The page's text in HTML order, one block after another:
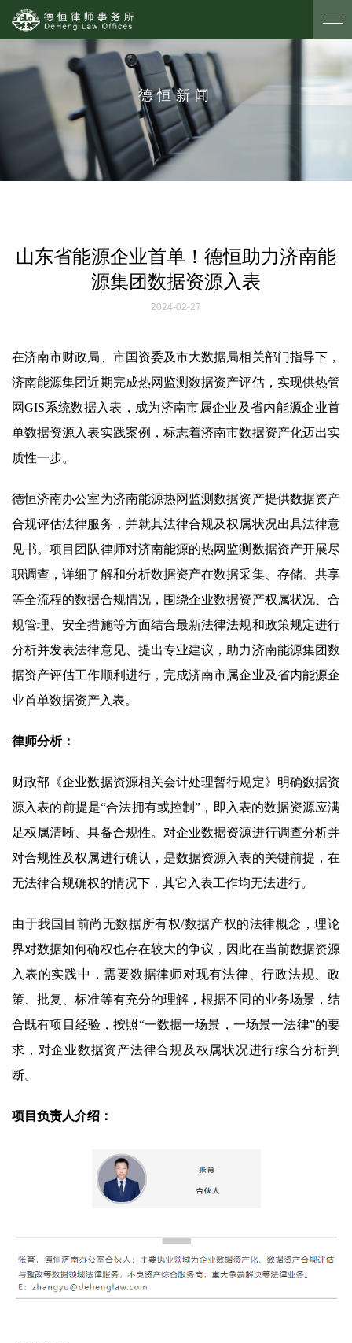
德恒新闻
山东省能源企业首单！德恒助力济南能
源集团数据资源入表
2024-02-27
在济南市财政局、市国资委及市大数据局相关部门指导下，
济南能源集团近期完成热网监测数据资产评估，实现供热管
网GIS系统数据入表，成为济南市属企业及省内能源企业首
单数据资源入表实践案例，标志着济南市数据资产化迈出实
质性一步。
德恒济南办公室为济南能源热网监测数据资产提供数据资产
合规评估法律服务，并就其法律合规及权属状况出具法律意
见书。项目团队律师对济南能源的热网监测数据资产开展尽
职调查，详细了解和分析数据资产在数据采集、存储、共享
等全流程的数据合规情况，围绕企业数据资产权属状况、合
规管理、安全措施等方面结合最新法律法规和政策规定进行
分析并发表法律意见、提出专业建议，助力济南能源集团数
据资产评估工作顺利进行，完成济南市属企业及省内能源企
业首单数据资产入表。
律师分析：
财政部《企业数据资源相关会计处理暂行规定》明确数据资
源入表的前提是“合法拥有或控制”，即入表的数据资源应满
足权属清晰、具备合规性。对企业数据资源进行调查分析并
对合规性及权属进行确认，是数据资源入表的关键前提，在
无法律合规确权的情况下，其它入表工作均无法进行。
由于我国目前尚无数据所有权/数据产权的法律概念，理论
界对数据如何确权也存在较大的争议，因此在当前数据资源
入表的实践中，需要数据律师对现有法律、行政法规、政
策、批复、标准等有充分的理解，根据不同的业务场景，结
合既有项目经验，按照“一数据一场景，一场景一法律”的要
求，对企业数据资产法律合规及权属状况进行综合分析判
断。
项目负责人介绍：